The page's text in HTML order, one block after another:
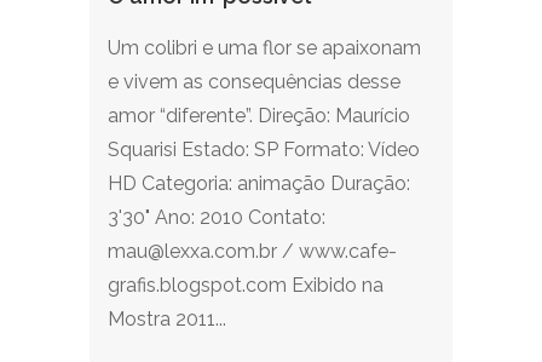
Um colibri e uma flor se apaixonam
e vivem as consequências desse
amor “diferente”. Direção: Maurício
Squarisi Estado: SP Formato: Vídeo
HD Categoria: animação Duração:
3'30" Ano: 2010 Contato:
mau@lexxa.com.br / www.cafe-
grafis.blogspot.com Exibido na
Mostra 2011...